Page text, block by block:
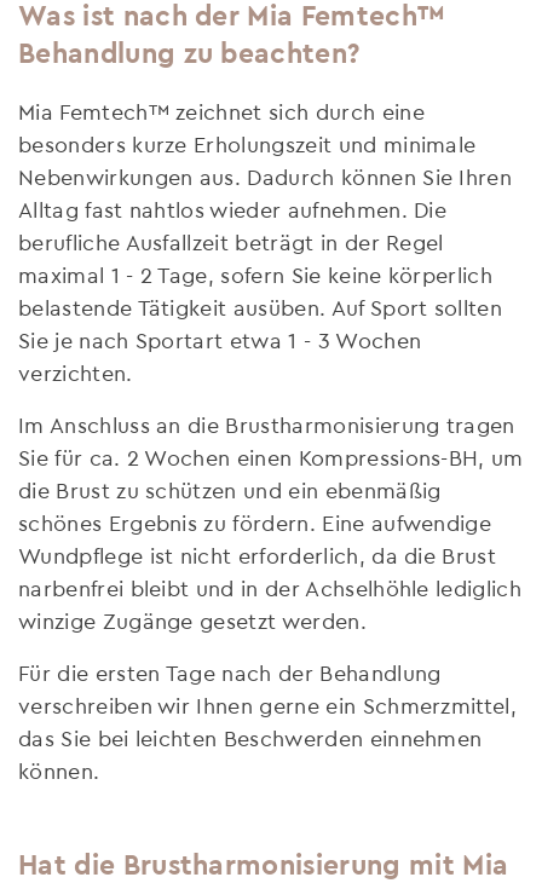
Was ist nach der Mia Femtech™
Behandlung zu beachten?
Mia Femtech™ zeichnet sich durch eine
besonders kurze Erholungszeit und minimale
Nebenwirkungen aus. Dadurch können Sie Ihren
Alltag fast nahtlos wieder aufnehmen. Die
berufliche Ausfallzeit beträgt in der Regel
maximal 1 - 2 Tage, sofern Sie keine körperlich
belastende Tätigkeit ausüben. Auf Sport sollten
Sie je nach Sportart etwa 1 - 3 Wochen
verzichten.
Im Anschluss an die Brustharmonisierung tragen
Sie für ca. 2 Wochen einen Kompressions-BH, um
die Brust zu schützen und ein ebenmäßig
schönes Ergebnis zu fördern. Eine aufwendige
Wundpflege ist nicht erforderlich, da die Brust
narbenfrei bleibt und in der Achselhöhle lediglich
winzige Zugänge gesetzt werden.
Für die ersten Tage nach der Behandlung
verschreiben wir Ihnen gerne ein Schmerzmittel,
das Sie bei leichten Beschwerden einnehmen
können.
Hat die Brustharmonisierung mit Mia